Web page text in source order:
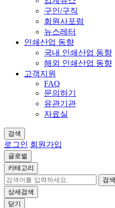
구인/구직
회원사포럼
뉴스레터
인쇄산업 동향
국내 인쇄산업 동향
해외 인쇄산업 동향
고객지원
FAQ
문의하기
유관기관
자료실
검색
로그인 회원가입
글로벌
카테고리
검색
상세검색
닫기